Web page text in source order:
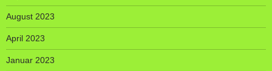
August 2023
April 2023
Januar 2023